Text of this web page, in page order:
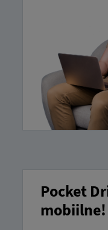
Pocket
mobiilne!